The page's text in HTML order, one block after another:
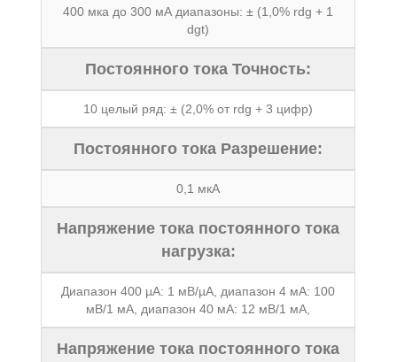
400 мка до 300 мА диапазоны: ± (1,0% rdg + 1
dgt)
Постоянного тока Точность:
10 целый ряд: ± (2,0% от rdg + 3 цифр)
Постоянного тока Разрешение:
0,1 мкА
Напряжение тока постоянного тока
нагрузка:
Диапазон 400 µA: 1 мВ/µA, диапазон 4 мА: 100
мВ/1 мА, диапазон 40 мА: 12 мВ/1 мА,
Напряжение тока постоянного тока